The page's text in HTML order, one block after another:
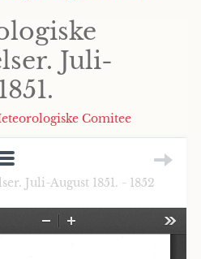
Juli-
Comitee
Juli-August 1851. - 1852